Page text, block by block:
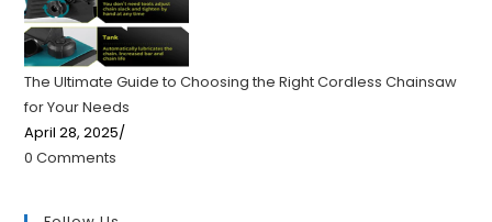
The Ultimate Guide to Choosing the Right Cordless Chainsaw
for Your Needs
April 28, 2025/
0 Comments